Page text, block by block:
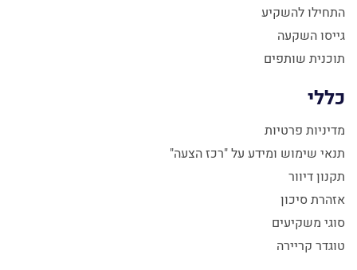
התחילו להשקיע
גייסו השקעה
תוכנית שותפים
כללי
מדיניות פרטיות
תנאי שימוש ומידע על "רכז הצעה"
תקנון דיוור
אזהרת סיכון
סוגי משקיעים
טוגדר קריירה